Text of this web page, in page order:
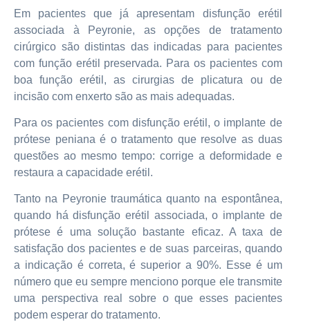
Em pacientes que já apresentam disfunção erétil
associada à Peyronie, as opções de tratamento
cirúrgico são distintas das indicadas para pacientes
com função erétil preservada. Para os pacientes com
boa função erétil, as cirurgias de plicatura ou de
incisão com enxerto são as mais adequadas.
Para os pacientes com disfunção erétil, o implante de
prótese peniana é o tratamento que resolve as duas
questões ao mesmo tempo: corrige a deformidade e
restaura a capacidade erétil.
Tanto na Peyronie traumática quanto na espontânea,
quando há disfunção erétil associada, o implante de
prótese é uma solução bastante eficaz. A taxa de
satisfação dos pacientes e de suas parceiras, quando
a indicação é correta, é superior a 90%. Esse é um
número que eu sempre menciono porque ele transmite
uma perspectiva real sobre o que esses pacientes
podem esperar do tratamento.